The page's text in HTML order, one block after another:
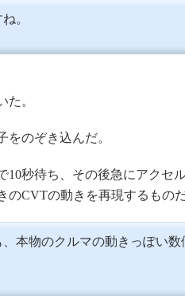
。
。
のぞき込んだ。
秒待ち、その後急にアクセ
CVTの動きを再現するものだ
本物のクルマの動きっぽい数